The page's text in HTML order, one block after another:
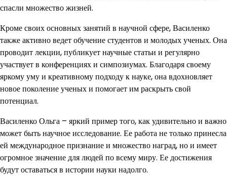
спасли множество жизней.
Кроме своих основных занятий в научной сфере, Василенко
также активно ведет обучение студентов и молодых ученых. Она
проводит лекции, публикует научные статьи и регулярно
участвует в конференциях и симпозиумах. Благодаря своему
яркому уму и креативному подходу к науке, она вдохновляет
новое поколение ученых и помогает им раскрыть свой
потенциал.
Василенко Ольга – яркий пример того, как удивительно и важно
может быть научное исследование. Ее работа не только принесла
ей международное признание и множество наград, но и имеет
огромное значение для людей по всему миру. Ее достижения
будут оставаться в истории науки надолго.